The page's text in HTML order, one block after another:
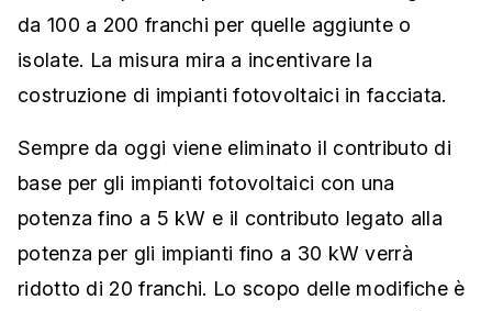
da 100 a 200 franchi per quelle aggiunte o
isolate. La misura mira a incentivare la
costruzione di impianti fotovoltaici in facciata.
Sempre da oggi viene eliminato il contributo di
base per gli impianti fotovoltaici con una
potenza fino a 5 kW e il contributo legato alla
potenza per gli impianti fino a 30 kW verrà
ridotto di 20 franchi. Lo scopo delle modifiche è